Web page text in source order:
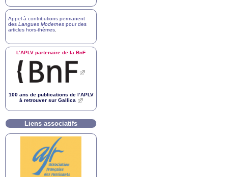
Appel à contributions permanent
des Langues Modernes pour des
articles hors-thèmes
L’APLV partenaire de la BnF
100 ans de publications de l’APLV
à retrouver sur Gallica
Liens associatifs